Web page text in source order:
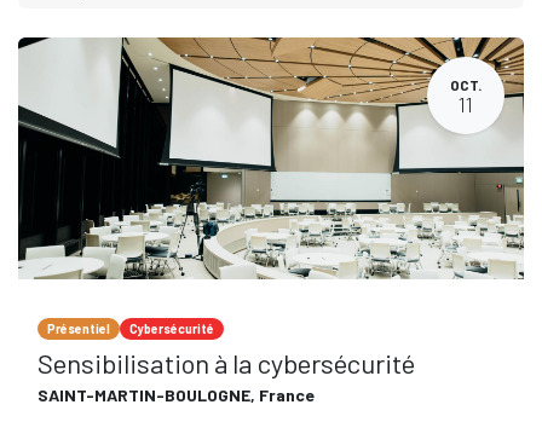
OCT.
11
Présentiel Cybersécurité
Sensibilisation à la cybersécurité
SAINT-MARTIN-BOULOGNE, France